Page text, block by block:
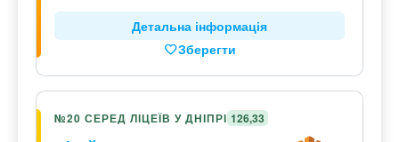
Детальна інформація
Зберегти
№20 СЕРЕД ЛІЦЕЇВ У ДНІПРІ 126,33